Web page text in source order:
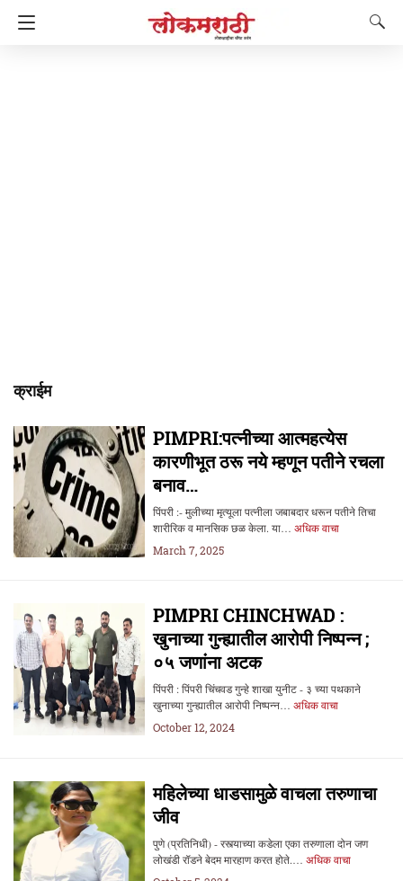
क्राईम
PIMPRI:पत्नीच्या आत्महत्येस
कारणीभूत ठरू नये म्हणून पतीने रचला
बनाव…
पिंपरी :- मुलीच्या मृत्यूला पत्नीला जबाबदार धरून पतीने तिचा
शारीरिक व मानसिक छळ केला. या… अधिक वाचा
March 7, 2025
PIMPRI CHINCHWAD :
खुनाच्या गुन्ह्यातील आरोपी निष्पन्न ;
०५ जणांना अटक
पिंपरी : पिंपरी चिंचवड गुन्हे शाखा युनीट - ३ च्या पथकाने
खुनाच्या गुन्ह्यातील आरोपी निष्पन्न… अधिक वाचा
October 12, 2024
महिलेच्या धाडसामुळे वाचला तरुणाचा
जीव
पुणे (प्रतिनिधी) - रस्त्याच्या कडेला एका तरुणाला दोन जण
लोखंडी रॉडने बेदम मारहाण करत होते.… अधिक वाचा